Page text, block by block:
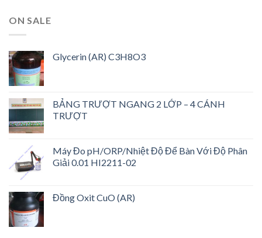
ON SALE
Glycerin (AR) C3H8O3
BẢNG TRƯỢT NGANG 2 LỚP – 4 CÁNH
TRƯỢT
Máy Đo pH/ORP/Nhiệt Độ Để Bàn Với Độ Phân
Giải 0.01 HI2211-02
Đồng Oxit CuO (AR)